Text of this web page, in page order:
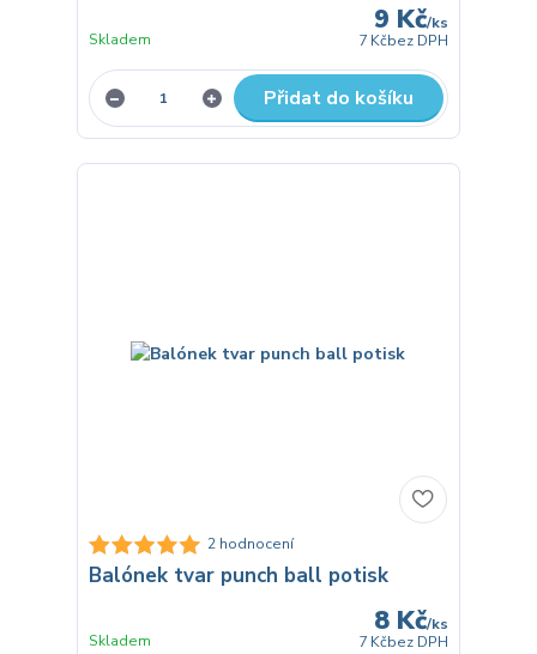
9 Kč/ks
7 Kčbez DPH
Skladem
Přidat do košíku
2 hodnocení
Balónek tvar punch ball potisk
8 Kč/ks
7 Kčbez DPH
Skladem